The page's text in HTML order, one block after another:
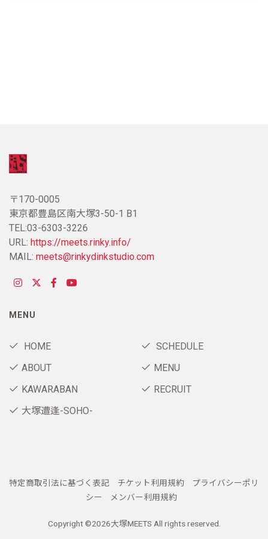
〒170-0005
東京都豊島区南大塚3-50-1 B1
TEL:03-6303-3226
URL: https://meets.rinky.info/
MAIL: meets@rinkydinkstudio.com
MENU
HOME
SCHEDULE
ABOUT
MENU
KAWARABAN
RECRUIT
大塚遭逢-SOHO-
特定商取引法に基づく表記 チケット利用規約
プライバシーポリ
シー
メンバー利用規約
Copyright ©2026大塚MEETS All rights reserved.